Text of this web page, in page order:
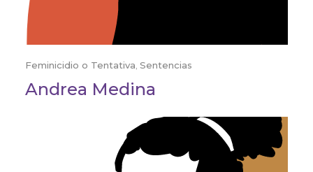
Feminicidio o Tentativa ,Sentencias
Andrea Medina